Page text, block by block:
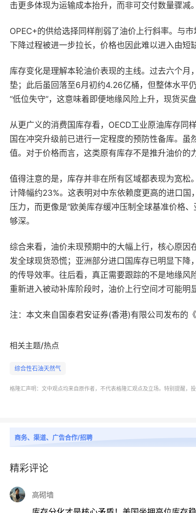
击更多体现为运输成本抬升，而非可交付数量骤减
OPEC+的供给选择同样削弱了油价上行斜率。与
下降过程被进一步拉长，价格也因此难以进入由短
库存变化是理解本轮油价表现的主线。过去六个
垫；此后虽回落至6月初约4.26亿桶，但整体水平
“低位失守”，这意味着即便地缘风险上升，现货买
从更广义的消费国库存看，OECD工业原油库存
国在冲突升级前已进行一定程度的预防性备库。
值。对于价格而言，这类原有库存不是推升油价的
值得注意的是，库存并非在所有区域都表现为宽
计降幅约23%。这表明对中东依赖度更高的进口
压力，而更像是“欧美库存缓冲压制全球基准价格
够深。
综合来看，油价未现预期中的大幅上行，核心原
发全球现货恐慌；亚洲部分进口国库存已明显下
的传导效率。往后看，真正需要跟踪的不是地缘风
重新进入被动补库阶段时，油价上行空间才可能明
注：本文来自 国泰君安证券(香港)有限公司发布的《
相关主题/热点
综合性石油天然气
格隆汇声明：文中观点均来自原作者，不代表格隆汇观点及立场。特别提醒，
商务、渠道、广告合作/招聘
精彩评论
高砌墙